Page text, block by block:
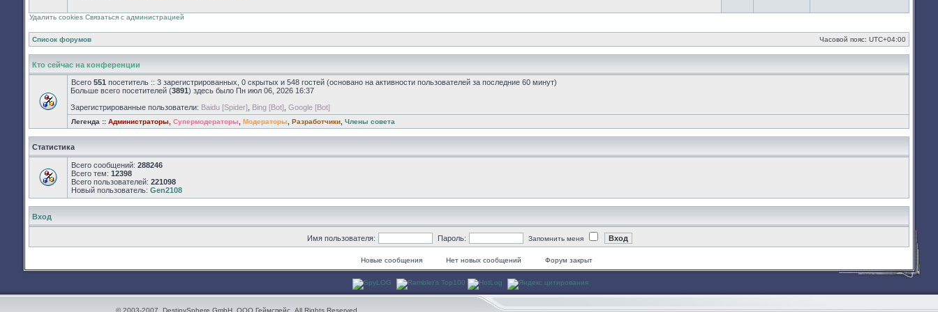
Удалить cookies Связаться с администрацией
Список форумов Часовой пояс: UTC+04:00
Кто сейчас на конференции
Всего 551 посетитель :: 3 зарегистрированных, 0 скрытых и 548 гостей (основано на активности пользователей за последние 60 минут)
Больше всего посетителей (3891) здесь было Пн июл 06, 2026 16:37
Зарегистрированные пользователи: Baidu [Spider] Bing [Bot] Google [Bot]
Легенда :: Администраторы Супермодераторы Модераторы Разработчики Члены совета
Статистика
Всего сообщений: 288246
Всего тем: 12398
Всего пользователей: 221098
Новый пользователь: Gen2108
Вход
Имя пользователя: Пароль: Запомнить меня
Новые сообщения Нет новых сообщений Форум закрыт
© 2003-2007. DestinySphere GmbH, ООО Геймспейс. All Rights Reserved.